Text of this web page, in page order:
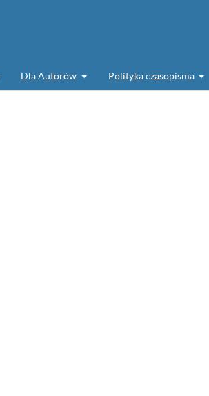
Dla Autorów Polityka czasopisma